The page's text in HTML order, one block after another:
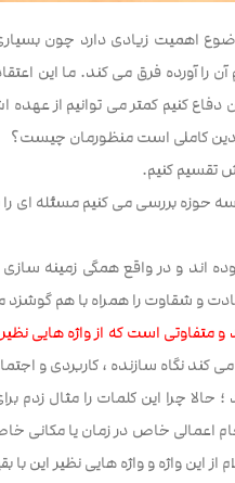
اهمیت زیادی دارد چون
آورده فرق می کند. ما این
دفاع کنیم کمتر می توانیم از
دین کاملی است منظورمان چیست؟
تقسیم کنیم.
سه حوزه بررسی می کنیم مسئله ای
اند و در واقع همگی زمینه
و شقاوت را همراه با هم گوشزد
و متفاوتی است که از واژه هایی
کند نگاه سازنده ، کاربردی و
چرا این کلمات را مثال زدم
اعمالی خاص در زمان یا مکانی
این واژه و واژه هایی نظیر این با